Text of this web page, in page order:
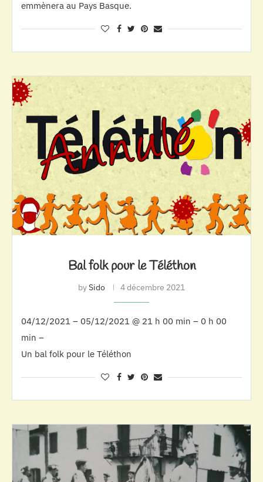
emmènera au Pays Basque.
Bal folk pour le Téléthon
bySido 4 décembre 2021
04/12/2021 – 05/12/2021 @ 21 h 00 min – 0 h 00
min –
Un bal folk pour le Téléthon